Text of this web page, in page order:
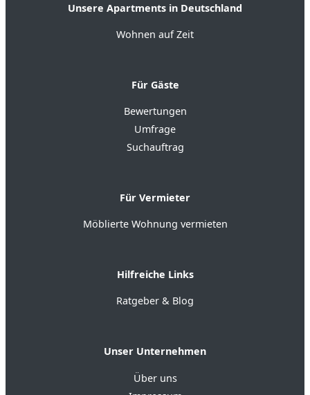
Unsere Apartments in Deutschland
Wohnen auf Zeit
Für Gäste
Bewertungen
Umfrage
Suchauftrag
Für Vermieter
Möblierte Wohnung vermieten
Hilfreiche Links
Ratgeber & Blog
Unser Unternehmen
Über uns